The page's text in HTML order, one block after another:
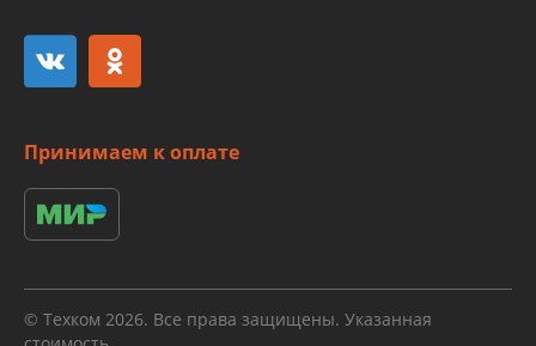
Принимаем к оплате
© Техком 2026. Все права защищены. Указанная